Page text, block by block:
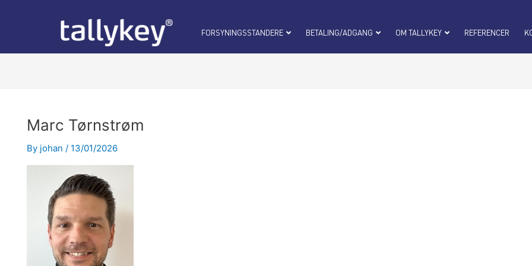
FORSYNINGSSTANDERE BETALING/ADGANG OM TALLYKEY REFERENCER
Marc Tørnstrøm
By johan / 13/01/2026